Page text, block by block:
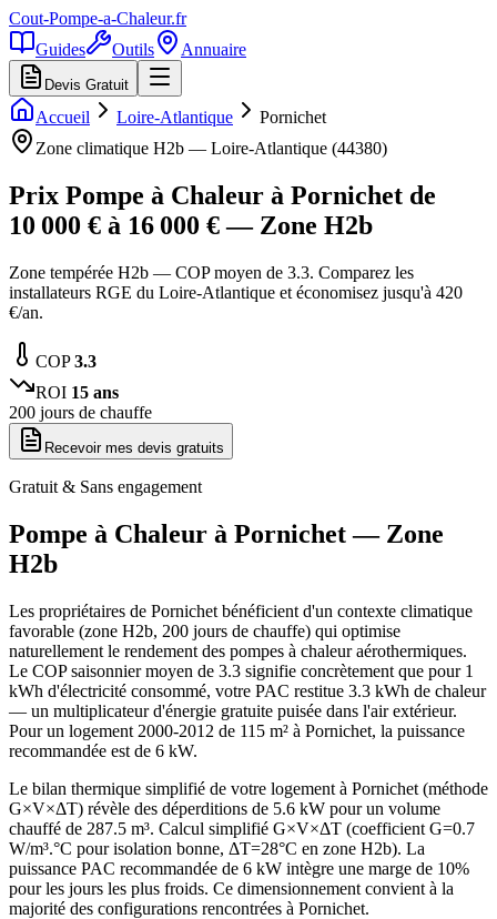
Cout-Pompe-a-Chaleur.fr
Guides
Outils Annuaire
Devis Gratuit
Accueil Loire-Atlantique
Pornichet
Zone climatique H2b — Loire-Atlantique (44380)
Prix Pompe à Chaleur à Pornichet de
10 000 € à 16 000 € — Zone H2b
Zone tempérée H2b — COP moyen de 3.3. Comparez les
installateurs RGE du Loire-Atlantique et économisez jusqu'à 420
€/an.
COP3.3
ROI 15 ans
200 jours de chauffe
Recevoir mes devis gratuits
Gratuit & Sans engagement
Pompe à Chaleur à Pornichet— Zone
H2b
Les propriétaires de Pornichet bénéficient d'un contexte climatique
favorable (zone H2b, 200 jours de chauffe) qui optimise
naturellement le rendement des pompes à chaleur aérothermiques.
Le COP saisonnier moyen de 3.3 signifie concrètement que pour 1
kWh d'électricité consommé, votre PAC restitue 3.3 kWh de chaleur
— un multiplicateur d'énergie gratuite puisée dans l'air extérieur.
Pour un logement 2000-2012 de 115 m² à Pornichet, la puissance
recommandée est de 6 kW.
Le bilan thermique simplifié de votre logement à Pornichet (méthode
G×V×ΔT) révèle des déperditions de 5.6 kW pour un volume
chauffé de 287.5 m³. Calcul simplifié G×V×ΔT (coefficient G=0.7
W/m³.°C pour isolation bonne, ΔT=28°C en zone H2b). La
puissance PAC recommandée de 6 kW intègre une marge de 10%
pour les jours les plus froids. Ce dimensionnement convient à la
majorité des configurations rencontrées à Pornichet.